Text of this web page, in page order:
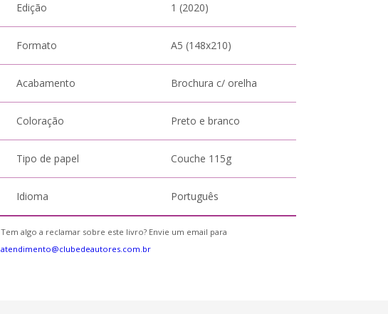
Edição 1 (2020)
Formato A5 (148x210)
Acabamento Brochura c/ orelha
Coloração Preto e branco
Tipo de papel Couche 115g
Idioma Português
Tem algo a reclamar sobre este livro? Envie um email para
atendimento@clubedeautores.com.br